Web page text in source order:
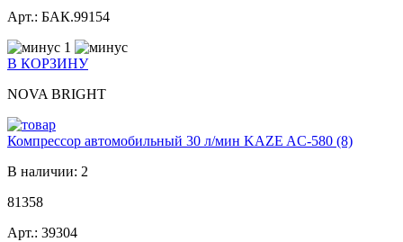
Арт.: БАК.99154
1
В КОРЗИНУ
NOVA BRIGHT
Компрессор автомобильный 30 л/мин KAZE AC-580 (8)
В наличии: 2
81358
Арт.: 39304